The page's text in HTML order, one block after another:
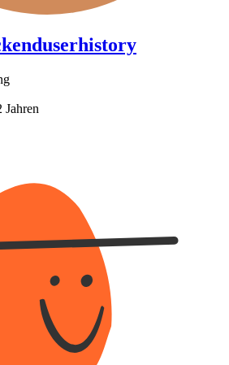
Jahren